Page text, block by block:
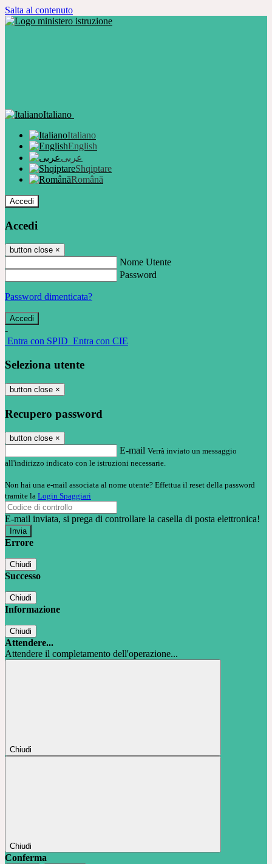
Salta al contenuto
Italiano
Italiano
English
عربى
Shqiptare
Română
Accedi
Accedi
button close ×
Nome Utente
Password
Password dimenticata?
-
Entra con SPID Entra con CIE
Seleziona utente
button close ×
Recupero password
button close ×
E-mail Verrà inviato un messaggio
all'indirizzo indicato con le istruzioni necessarie.
Non hai una e-mail associata al nome utente? Effettua il reset della password
tramite la Login Spaggiari
E-mail inviata, si prega di controllare la casella di posta elettronica!
Errore
Chiudi
Successo
Chiudi
Informazione
Chiudi
Attendere...
Attendere il completamento dell'operazione...
Chiudi
Chiudi
Conferma